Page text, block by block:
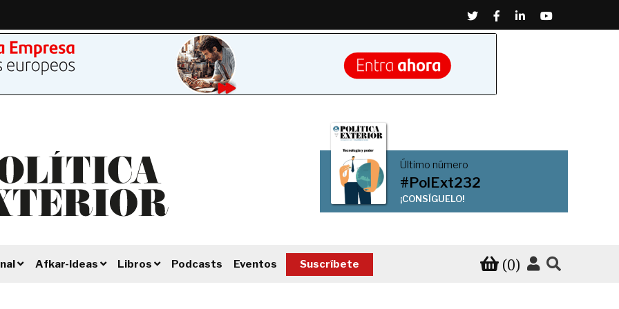
TwitterFacebook
LinkedinYoutube
Último número
#PolExt232
¡CONSÍGUELO!
Afkar-Ideas Libros Podcasts Eventos Suscríbete (0)